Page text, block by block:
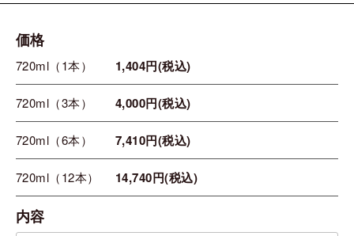
価格
720ml（1本） 1,404円(税込)
720ml（3本） 4,000円(税込)
720ml（6本） 7,410円(税込)
720ml（12本） 14,740円(税込)
内容